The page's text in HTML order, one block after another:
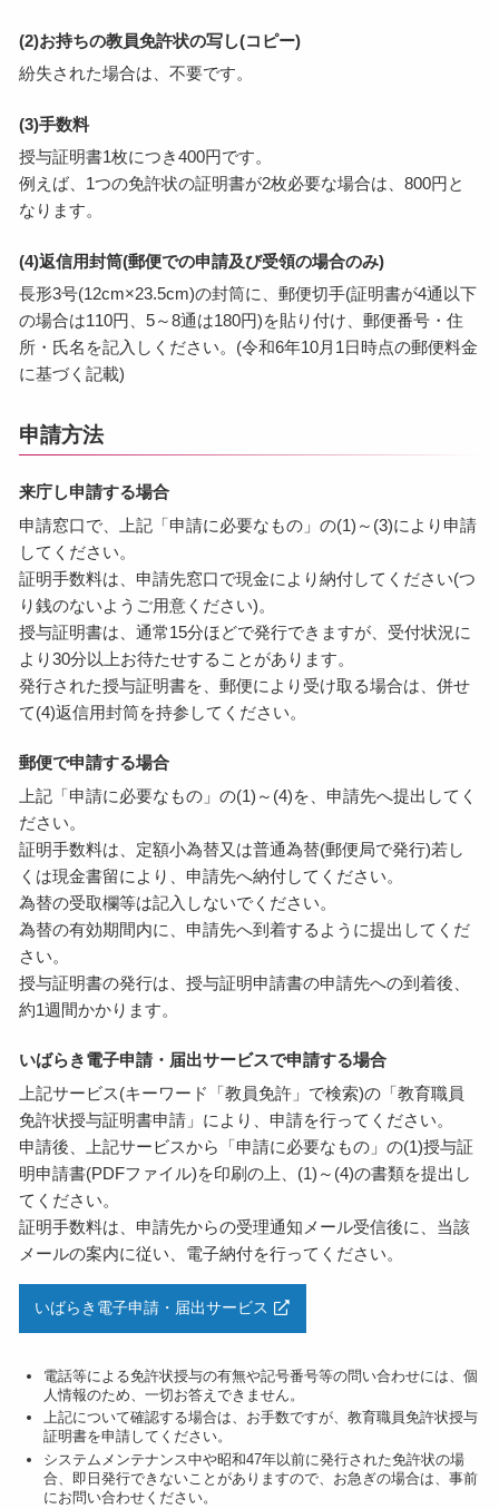
(2)お持ちの教員免許状の写し(コピー)
紛失された場合は、不要です。
(3)手数料
授与証明書1枚につき400円です。
例えば、1つの免許状の証明書が2枚必要な場合は、800円と
なります。
(4)返信用封筒(郵便での申請及び受領の場合のみ)
長形3号(12cm×23.5cm)の封筒に、郵便切手(証明書が4通以下
の場合は110円、5～8通は180円)を貼り付け、郵便番号・住
所・氏名を記入しください。(令和6年10月1日時点の郵便料金
に基づく記載)
申請方法
来庁し申請する場合
申請窓口で、上記「申請に必要なもの」の(1)～(3)により申請
してください。
証明手数料は、申請先窓口で現金により納付してください(つ
り銭のないようご用意ください)。
授与証明書は、通常15分ほどで発行できますが、受付状況に
より30分以上お待たせすることがあります。
発行された授与証明書を、郵便により受け取る場合は、併せ
て(4)返信用封筒を持参してください。
郵便で申請する場合
上記「申請に必要なもの」の(1)～(4)を、申請先へ提出してく
ださい。
証明手数料は、定額小為替又は普通為替(郵便局で発行)若し
くは現金書留により、申請先へ納付してください。
為替の受取欄等は記入しないでください。
為替の有効期間内に、申請先へ到着するように提出してくだ
さい。
授与証明書の発行は、授与証明申請書の申請先への到着後、
約1週間かかります。
いばらき電子申請・届出サービスで申請する場合
上記サービス(キーワード「教員免許」で検索)の「教育職員
免許状授与証明書申請」により、申請を行ってください。
申請後、上記サービスから「申請に必要なもの」の(1)授与証
明申請書(PDFファイル)を印刷の上、(1)～(4)の書類を提出し
てください。
証明手数料は、申請先からの受理通知メール受信後に、当該
メールの案内に従い、電子納付を行ってください。
いばらき電子申請・届出サービス
電話等による免許状授与の有無や記号番号等の問い合わせには、個
人情報のため、一切お答えできません。
上記について確認する場合は、お手数ですが、教育職員免許状授与
証明書を申請してください。
システムメンテナンス中や昭和47年以前に発行された免許状の場
合、即日発行できないことがありますので、お急ぎの場合は、事前
にお問い合わせください。